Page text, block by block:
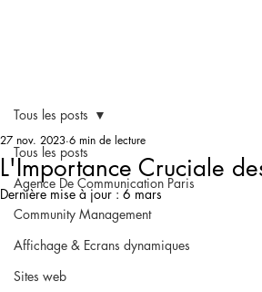
Tous les posts
Agence De Communication Paris
Community Management
Affichage & Ecrans dynamiques
Sites web
Tous les posts
L'Importance Cruciale
27 nov. 2023 6 min de lecture
Dernière mise à jour :6 mars